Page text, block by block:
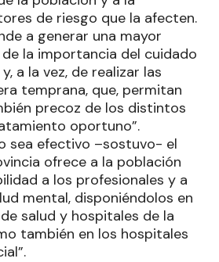
de riesgo que la afecten.
a generar una mayor
la importancia del cuidado
a la vez, de realizar las
temprana, que, permitan
precoz de los distintos
oportuno”.
sea efectivo –sostuvo- el
ofrece a la población
a los profesionales y a
mental, disponiéndolos en
salud y hospitales de la
también en los hospitales